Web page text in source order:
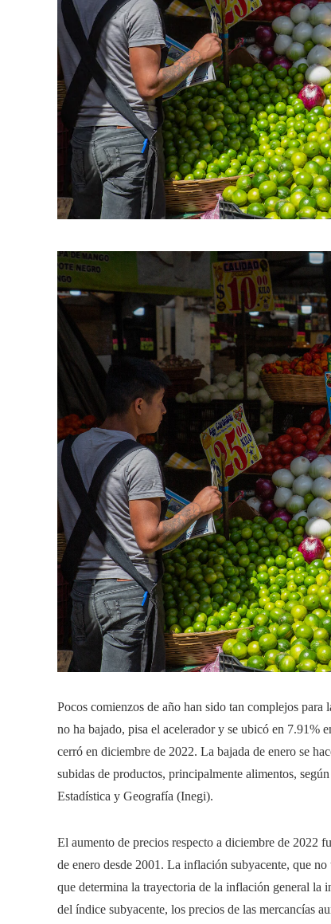
Pocos comienzos de año han sido tan complejos
no ha bajado, pisa el acelerador y se ubicó en 7.91%
cerró en diciembre de 2022. La bajada de enero se
subidas de productos, principalmente alimentos,
Estadística y Geografía (Inegi).
El aumento de precios respecto a diciembre de 2022
de enero desde 2001. La inflación subyacente, que
que determina la trayectoria de la inflación general la
del índice subyacente, los precios de las mercancías